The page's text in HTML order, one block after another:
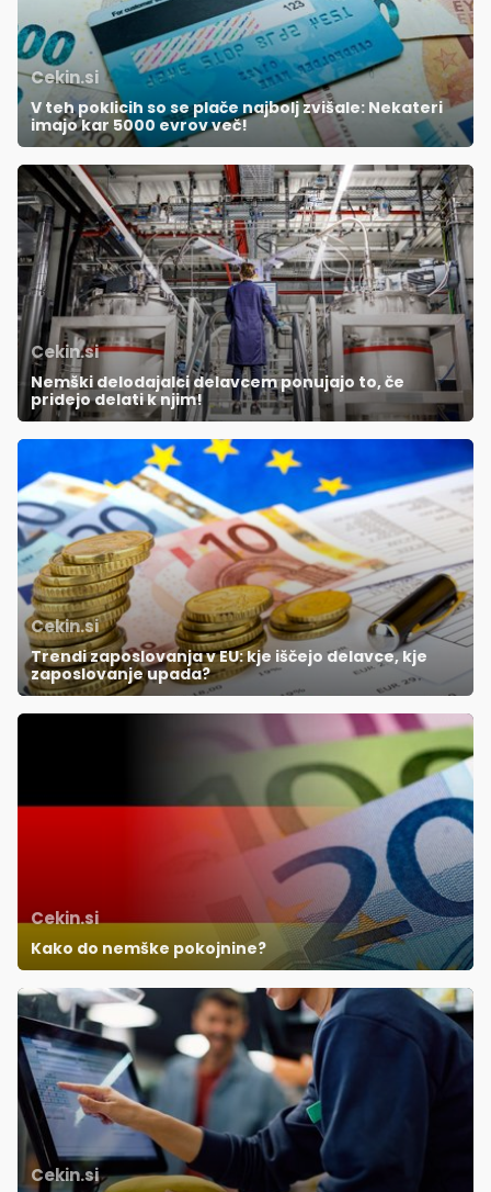
Cekin.si
V teh poklicih so se plače najbolj zvišale: Nekateri
imajo kar 5000 evrov več!
Cekin.si
Nemški delodajalci delavcem ponujajo to, če
pridejo delati k njim!
Cekin.si
Trendi zaposlovanja v EU: kje iščejo delavce, kje
zaposlovanje upada?
Cekin.si
Kako do nemške pokojnine?
Cekin.si